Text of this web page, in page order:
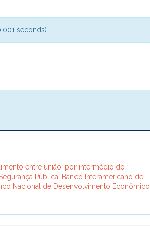
seconds).
entre união, por intermédio do
Pública, Banco Interamericano de
Nacional de Desenvolvimento Econômico